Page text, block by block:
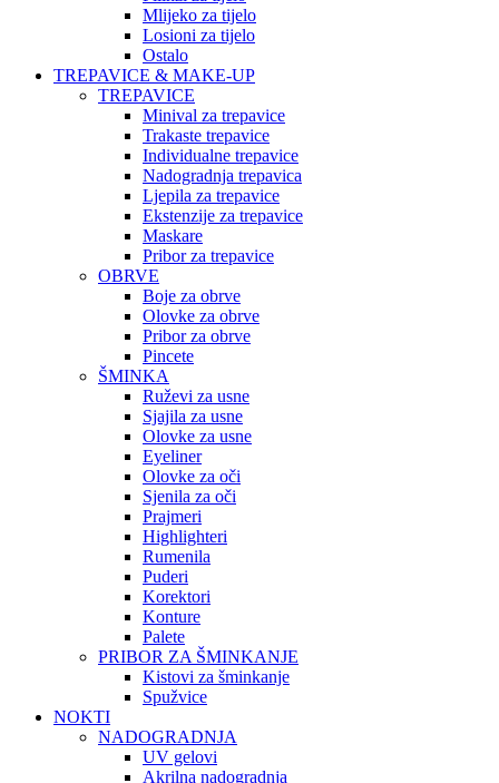
Mlijeko za tijelo
Losioni za tijelo
Ostalo
TREPAVICE & MAKE-UP
TREPAVICE
Minival za trepavice
Trakaste trepavice
Individualne trepavice
Nadogradnja trepavica
Ljepila za trepavice
Ekstenzije za trepavice
Maskare
Pribor za trepavice
OBRVE
Boje za obrve
Olovke za obrve
Pribor za obrve
Pincete
ŠMINKA
Ruževi za usne
Sjajila za usne
Olovke za usne
Eyeliner
Olovke za oči
Sjenila za oči
Prajmeri
Highlighteri
Rumenila
Puderi
Korektori
Konture
Palete
PRIBOR ZA ŠMINKANJE
Kistovi za šminkanje
Spužvice
NOKTI
NADOGRADNJA
UV gelovi
Akrilna nadogradnja